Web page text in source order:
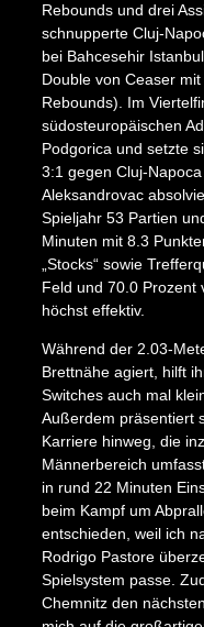
Rebounds und drei
schnupperte Cluj-
bei Bahcesehir
Double von Ceaser
Rebounds). Im
südosteuropäischen
Podgorica und setzte
3:1 gegen Cluj-
Aleksandrovac
Spieljahr 53 Partien
Minuten mit 8.3
„Stocks“ sowie
Feld und 70.0 Prozent
höchst effektiv.
Während der 2.03-
Brettnähe agiert, hilft
Switches auch mal
Außerdem präsentiert
Karriere hinweg, die
Männerbereich
in rund 22 Minuten
beim Kampf um
entschieden, weil ich
Rodrigo Pastore
Spielsystem passe.
Chemnitz den